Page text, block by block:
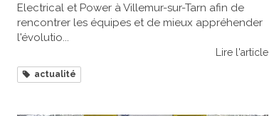
Electrical et Power à Villemur-sur-Tarn afin de
rencontrer les équipes et de mieux appréhender
l'évolutio...
Lire l'article
actualité